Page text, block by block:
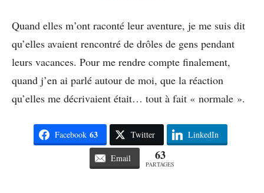
Quand elles m’ont raconté leur aventure, je me suis dit
qu’elles avaient rencontré de drôles de gens pendant
leurs vacances. Pour me rendre compte finalement,
quand j’en ai parlé autour de moi, que la réaction
qu’elles me décrivaient était… tout à fait « normale ».
Facebook 63 Twitter LinkedIn
Email 63
PARTAGES